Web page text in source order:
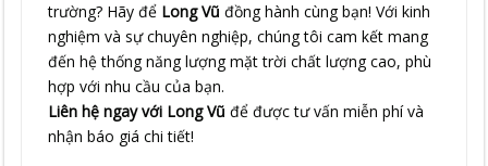
trường? Hãy để Long Vũ đồng hành cùng bạn! Với kinh
nghiệm và sự chuyên nghiệp, chúng tôi cam kết mang
đến hệ thống năng lượng mặt trời chất lượng cao, phù
hợp với nhu cầu của bạn.
Liên hệ ngay với Long Vũ để được tư vấn miễn phí và
nhận báo giá chi tiết!